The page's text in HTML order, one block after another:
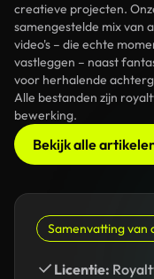
creatieve projecten.
samengestelde mix van
video's – die echte
vastleggen – naast
voor herhalende
Alle bestanden zijn
bewerking.
Bekijk alle
Samenvatting van
Licentie: